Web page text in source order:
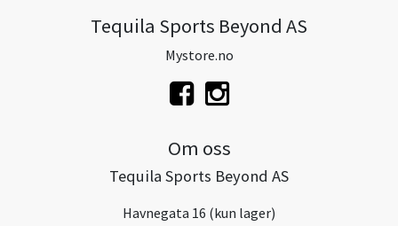
Tequila Sports Beyond AS
Mystore.no
Om oss
Tequila Sports Beyond AS
Havnegata 16 (kun lager)